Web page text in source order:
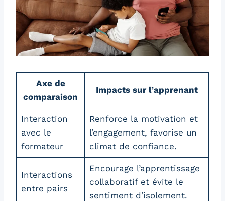
Axe de
comparaison
Impacts sur l’apprenant
Interaction
avec le
formateur
Renforce la motivation et
l’engagement, favorise un
climat de confiance.
Interactions
entre pairs
Encourage l’apprentissage
collaboratif et évite le
sentiment d’isolement.